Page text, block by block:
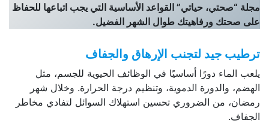
مجلة “صحتي، حياتي” القواعد الأساسية التي يجب اتباعها للحفاظ
على صحتك ورفاهيتك طوال الشهر الفضيل.
ترطيب جيد لتجنب الإرهاق والجفاف
يلعب الماء دورًا أساسيًا في الوظائف الحيوية للجسم، مثل
الهضم، والدورة الدموية، وتنظيم درجة الحرارة. وخلال شهر
رمضان، من الضروري تحسين استهلاك السوائل لتفادي مخاطر
الجفاف.